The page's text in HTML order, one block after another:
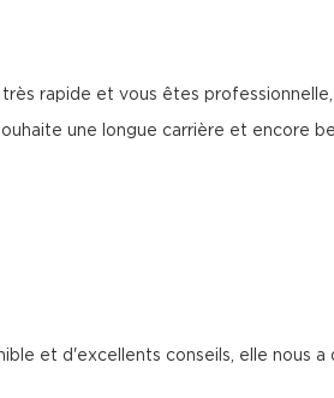
rapide et vous êtes
une longue carrière et encore
et d'excellents conseils, elle nous